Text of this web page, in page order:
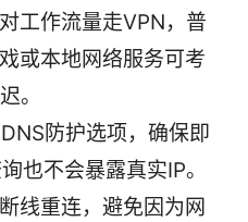
工作流量走VPN，普
或本地网络服务可考
。
防护选项，确保即
也不会暴露真实IP。
线重连，避免因为网